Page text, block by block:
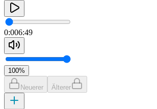
0:006:49
100%
Neuerer Älterer